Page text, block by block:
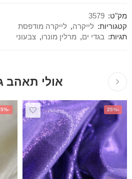
מק"ט: 3579
קטגוריות: לייקרה, לייקרה מודפסת
תגיות: בגדי ים, מרלין מונרו, צבעוני
אולי תאהב
-25%
-25%